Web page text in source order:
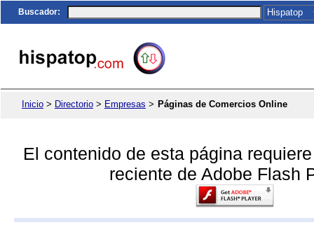
Buscador:
Inicio > Directorio > Empresas > Páginas de Comercios Online
El contenido de esta página
reciente de Adobe Flash